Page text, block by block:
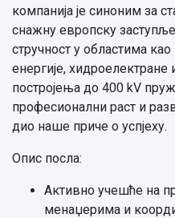
компанија је синоним за
снажну европску
стручност у областима
енергије,
постројења до 400 kV
професионални раст и
дио наше приче о успјеху.
Опис посла:
Активно учешће на
менаџерима и